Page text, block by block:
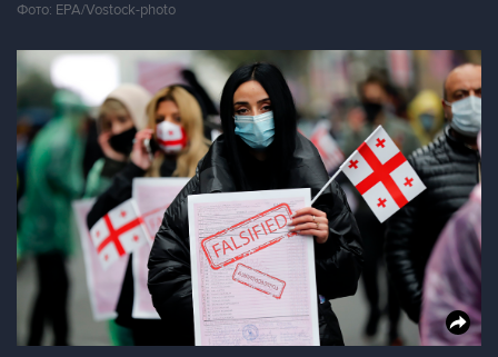
Фото: EPA/Vostock-photo